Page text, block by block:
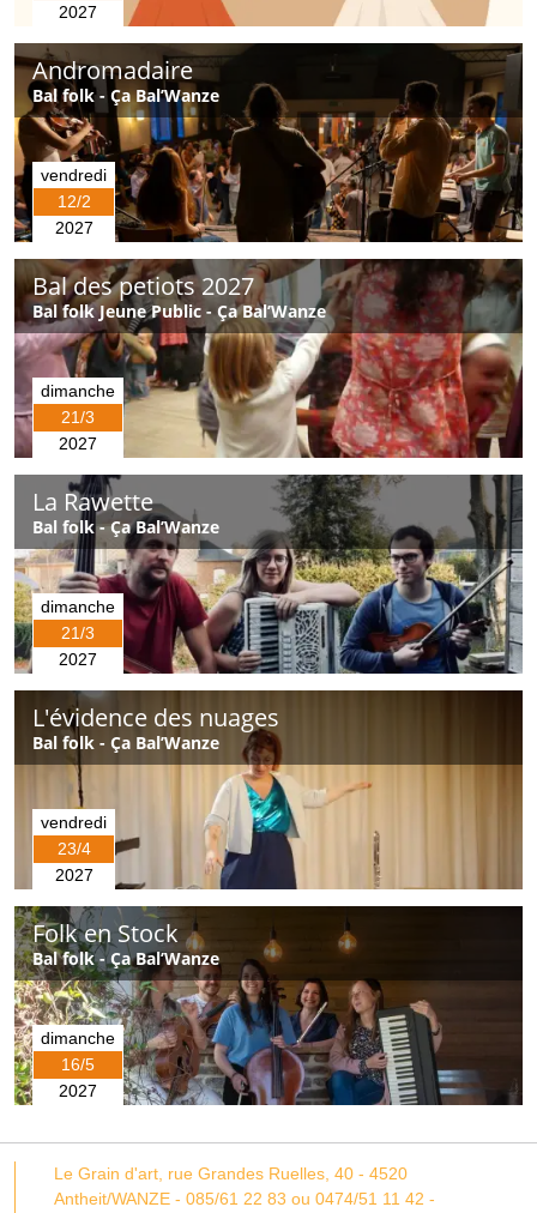
2027
Andromadaire
Bal folk - Ça Bal’Wanze
vendredi
12/2
2027
Bal des petiots 2027
Bal folk Jeune Public - Ça Bal’Wanze
dimanche
21/3
2027
La Rawette
Bal folk - Ça Bal’Wanze
dimanche
21/3
2027
L'évidence des nuages
Bal folk - Ça Bal’Wanze
vendredi
23/4
2027
Folk en Stock
Bal folk - Ça Bal’Wanze
dimanche
16/5
2027
Le Grain d'art, rue Grandes Ruelles, 40 - 4520
Antheit/WANZE - 085/61 22 83 ou 0474/51 11 42 -